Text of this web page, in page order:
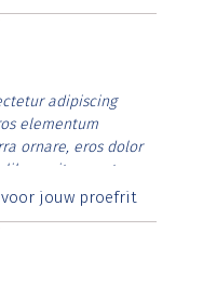
adipiscing
elementum
ornare, eros dolor
vitae erat.
id rutrum lorem
jouw proefrit